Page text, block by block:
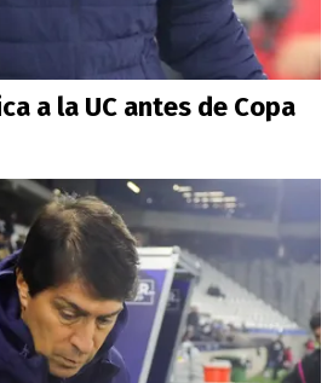
a la UC antes de Copa